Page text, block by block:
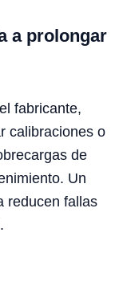
a prolongar
fabricante,
calibraciones o
de
Un
reducen fallas